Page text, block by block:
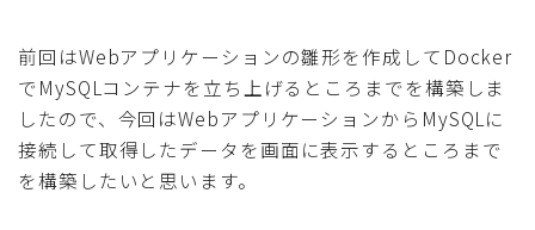
前回はWebアプリケーションの雛形を作成してDocker
でMySQLコンテナを立ち上げるところまでを構築しま
したので、今回はWebアプリケーションからMySQLに
接続して取得したデータを画面に表示するところまで
を構築したいと思います。